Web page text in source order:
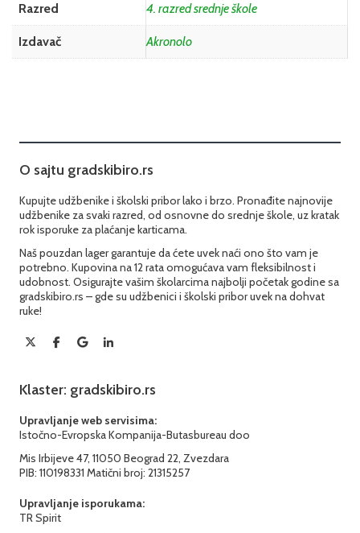
Razred 4. razred srednje škole
Izdavač Akronolo
O sajtu gradskibiro.rs
Kupujte udžbenike i školski pribor lako i brzo. Pronađite najnovije
udžbenike za svaki razred, od osnovne do srednje škole, uz kratak
rok isporuke za plaćanje karticama.
Naš pouzdan lager garantuje da ćete uvek naći ono što vam je
potrebno. Kupovina na 12 rata omogućava vam fleksibilnost i
udobnost. Osigurajte vašim školarcima najbolji početak godine sa
gradskibiro.rs – gde su udžbenici i školski pribor uvek na dohvat
ruke!
Klaster: gradskibiro.rs
Upravljanje web servisima:
Istočno-Evropska Kompanija-Butasbureau doo
Mis Irbijeve 47, 11050 Beograd 22, Zvezdara
PIB: 110198331 Matični broj: 21315257
Upravljanje isporukama:
TR Spirit